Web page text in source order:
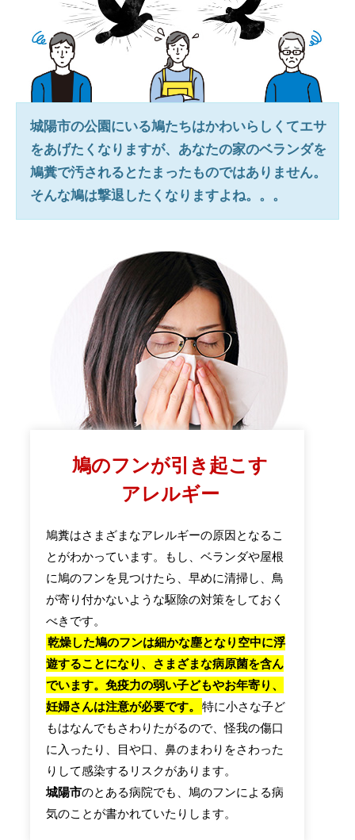
城陽市の公園にいる鳩たちはかわいらしくてエサ
をあげたくなりますが、あなたの家のベランダを
鳩糞で汚されるとたまったものではありません。
そんな鳩は撃退したくなりますよね。。。
鳩のフンが引き起こす
アレルギー
鳩糞はさまざまなアレルギーの原因となるこ
とがわかっています。もし、ベランダや屋根
に鳩のフンを見つけたら、早めに清掃し、鳥
が寄り付かないような駆除の対策をしておく
べきです。
乾燥した鳩のフンは細かな塵となり空中に浮
遊することになり、さまざまな病原菌を含ん
でいます。免疫力の弱い子どもやお年寄り、
妊婦さんは注意が必要です。
特に小さな子ど
もはなんでもさわりたがるので、怪我の傷口
に入ったり、目や口、鼻のまわりをさわった
りして感染するリスクがあります。
城陽市のとある病院でも、鳩のフンによる病
気のことが書かれていたりします。